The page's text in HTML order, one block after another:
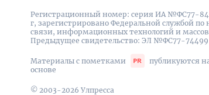
Регистрационный номер: серия ИА №ФС77-
г, зарегистрировано Федеральной службой по
связи, информационных технологий и
Предыдущее свидетельство: ЭЛ №ФС77-74499
Материалы с пометками
публикуются
основе
© 2003-2026 Улпресса